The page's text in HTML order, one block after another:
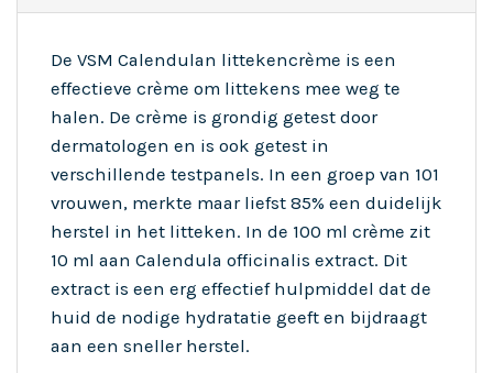
De VSM Calendulan littekencrème is een
effectieve crème om littekens mee weg te
halen. De crème is grondig getest door
dermatologen en is ook getest in
verschillende testpanels. In een groep van 101
vrouwen, merkte maar liefst 85% een duidelijk
herstel in het litteken. In de 100 ml crème zit
10 ml aan Calendula officinalis extract. Dit
extract is een erg effectief hulpmiddel dat de
huid de nodige hydratatie geeft en bijdraagt
aan een sneller herstel.